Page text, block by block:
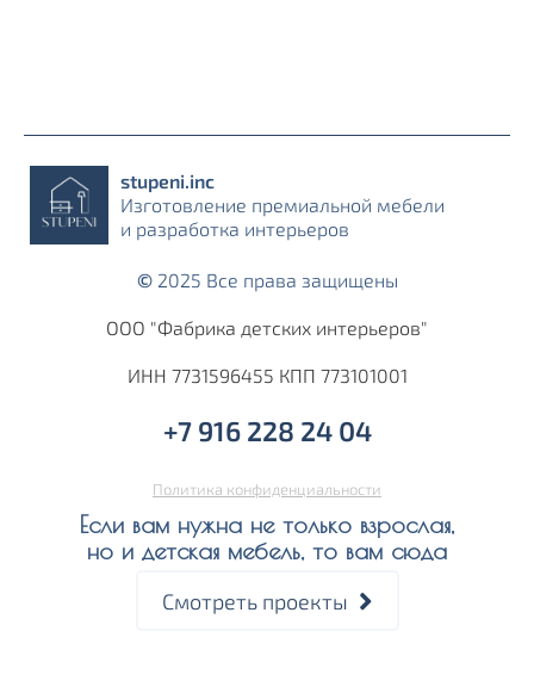
stupeni.inс
Изготовление премиальной мебели
и разработка интерьеров
© 2025 Все права защищены
ООО "Фабрика детских интерьеров"
ИНН 7731596455 КПП 773101001
+7 916 228 24 04‬
Политика конфиденциальности
Если вам нужна не только взрослая,
но и детская мебель, то вам сюда
Смотреть проекты